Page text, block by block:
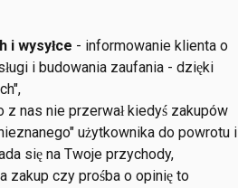
i wysyłce - informowanie klienta o
i budowania zaufania - dzięki
z nas nie przerwał kiedyś zakupów
użytkownika do powrotu i
się na Twoje przychody,
zakup czy prośba o opinię to